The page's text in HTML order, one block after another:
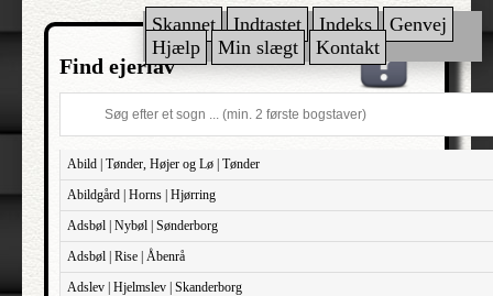
Skannet Indtastet Indeks
Genvej
Hjælp
Min slægt Kontakt
Find ejerlav
Abild | Tønder, Højer og Lø | Tønder
Abildgård | Horns | Hjørring
Adsbøl | Nybøl | Sønderborg
Adsbøl | Rise | Åbenrå
Adslev | Hjelmslev | Skanderborg